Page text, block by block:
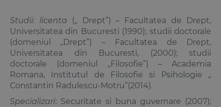
Studii: licenta („ Drept”) – Facultatea de Drept,
Universitatea din Bucuresti (1990); studii doctorale
(domeniul „Drept”) – Facultatea de Drept,
Universitatea din Bucuresti, (2000); studii
doctorale (domeniul „Filosofie”) – Academia
Romana, Institutul de Filosofie si Psihologie „
Constantin Radulescu-Motru”(2014).
Specializari: Securitate si buna guvernare (2007);